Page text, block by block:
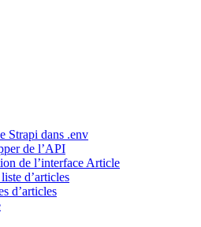
Strapi dans .env
de l’API
de l’interface Article
d’articles
d’articles